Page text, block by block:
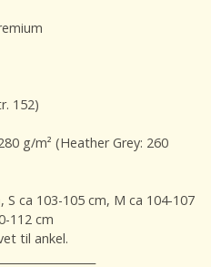
152)
g/m² (Heather Grey: 260
S ca 103-105 cm, M ca 104-107
112 cm
til ankel.